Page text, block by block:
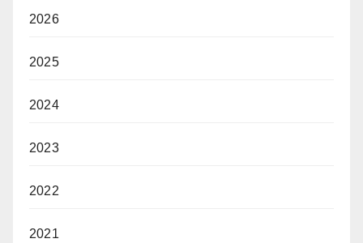
2026
2025
2024
2023
2022
2021